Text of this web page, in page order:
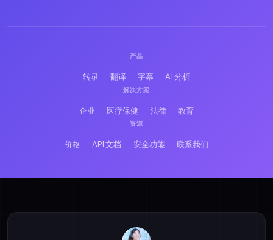
产品
转录 翻译 字幕 AI 分析
解决方案
企业 医疗保健 法律 教育
资源
价格 API 文档 安全功能 联系我们